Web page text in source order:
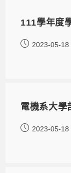
111學年度
2023-05-18
電機系大學
2023-05-18